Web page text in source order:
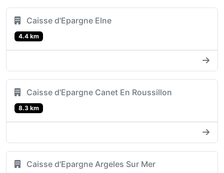
Caisse d'Epargne Elne
4.4 km
Caisse d'Epargne Canet En Roussillon
8.3 km
Caisse d'Epargne Argeles Sur Mer